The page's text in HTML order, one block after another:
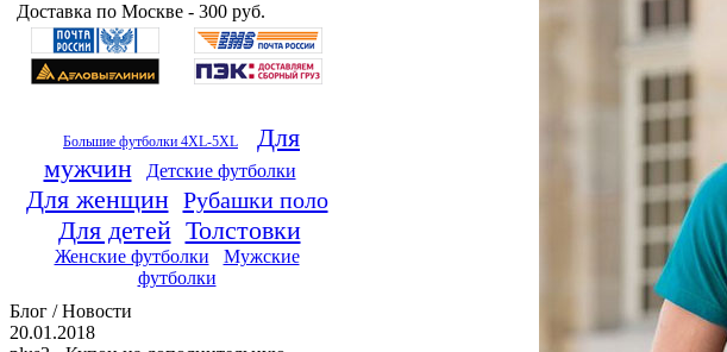
Доставка по Москве - 300 руб.
Большие футболки 4XL-5XL
Для
мужчин
Детские футболки
Для женщин Рубашки поло
Для детей Толстовки
Женские футболки
Мужские
футболки
Блог / Новости
20.01.2018